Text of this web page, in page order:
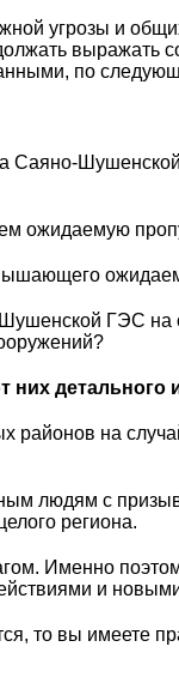
угрозы и
выражать
по
Саяно-
ожидаемую
ГЭС
детального
районов на
людям с
региона.
Именно
и
то вы имеете